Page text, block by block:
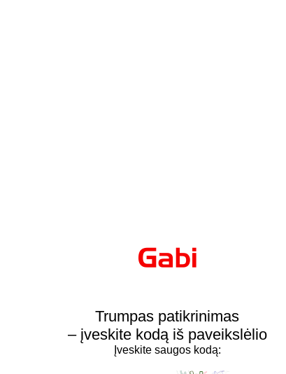
Trumpas patikrinimas
– įveskite kodą iš paveikslėlio
Įveskite saugos kodą: